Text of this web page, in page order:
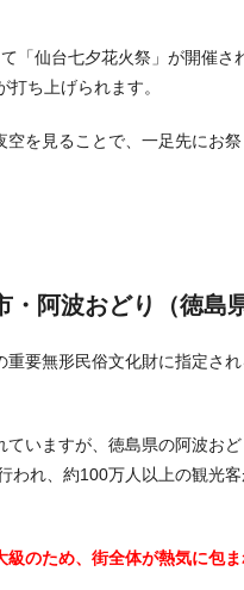
「仙台七夕花火祭」が開催さ
ち上げられます。
空を見ることで、一足先にお
・阿波おどり（徳島
重要無形民俗文化財に指定さ
ていますが、徳島県の阿波お
われ、約100万人以上の観光客
級のため、街全体が熱気に包